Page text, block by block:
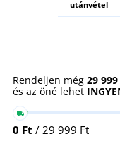
utánvétel
Rendeljen még 29
és az öné lehet
0 Ft / 29 999 Ft